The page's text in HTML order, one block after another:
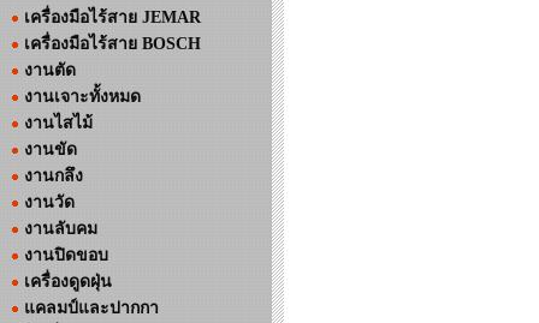
เครื่องมือไร้สาย JEMAR
เครื่องมือไร้สาย BOSCH
งานตัด
งานเจาะทั้งหมด
งานไสไม้
งานขัด
งานกลึง
งานวัด
งานลับคม
งานปิดขอบ
เครื่องดูดฝุ่น
แคลมป์และปากกา